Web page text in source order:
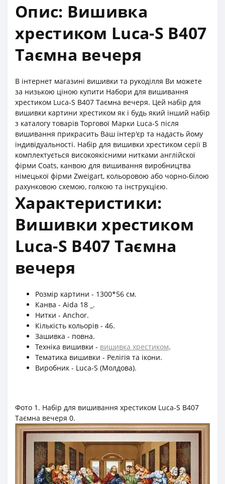
Опис: Вишивка
хрестиком Luca-S B407
Таємна вечеря
В інтернет магазині вишивки та рукоділля Ви можете
за низькою ціною купити Набори для вишивання
хрестиком Luca-S B407 Таємна вечеря. Цей набір для
вишивки картини хрестиком як і будь який інший набір
з каталогу товарів Торгової Марки Luca-S після
вишивання прикрасить Ваш інтер'єр та надасть йому
індивідуальності. Набір для вишивки хрестиком серії В
комплектується високоякісними нитками англійскої
фірми Coats, канвою для вишивання виробництва
німецької фірми Zweigart, кольоровою або чорно-білою
рахунковою схемою, голкою та інструкцією.
Характеристики:
Вишивки хрестиком
Luca-S B407 Таємна
вечеря
Розмір картини - 1300*56 см.
Канва - Aida 18 _.
Нитки - Anchor.
Кількість кольорів - 46.
Зашивка - повна.
Техніка вишивки - вишивка хрестиком.
Тематика вишивки - Релігія та ікони.
Виробник - Luca-S (Молдова).
Фото 1. Набір для вишивання хрестиком Luca-S B407
Таємна вечеря 0.